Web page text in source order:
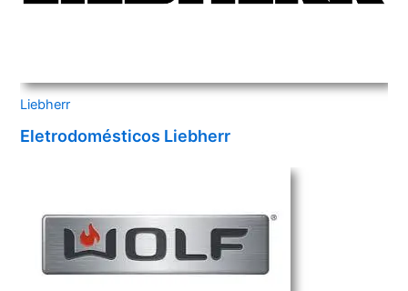
Liebherr
Eletrodomésticos Liebherr